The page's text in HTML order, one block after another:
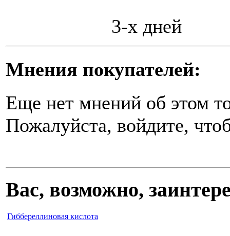
3-х дней
Мнения покупателей:
Еще нет мнений об этом
Пожалуйста, войдите,
Вас, возможно,
Гиббереллиновая кислота